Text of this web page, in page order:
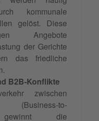
kommunale
gelöst. Diese
Angebote
der Gerichte
das friedliche
B2B-Konflikte
zwischen
(Business-to-
gewinnt die